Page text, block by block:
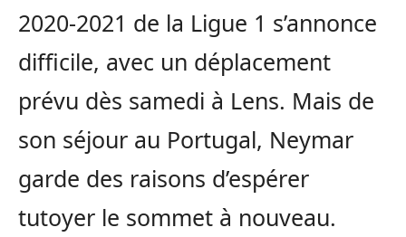
2020-2021 de la Ligue 1 s’annonce
difficile, avec un déplacement
prévu dès samedi à Lens. Mais de
son séjour au Portugal, Neymar
garde des raisons d’espérer
tutoyer le sommet à nouveau.